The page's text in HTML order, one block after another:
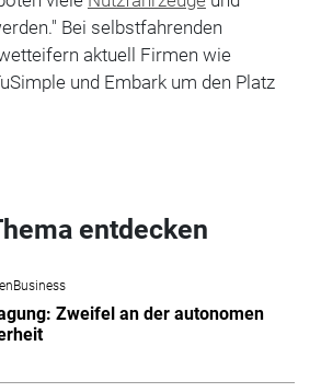
Bei selbstfahrenden
aktuell Firmen wie
und Embark um den Platz
entdecken
Zweifel an der autonomen